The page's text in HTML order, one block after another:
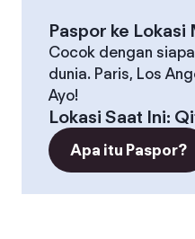
Paspor ke Lokasi
Cocok dengan
dunia. Paris, Los
Ayo!
Lokasi Saat Ini:
Apa itu Paspor?